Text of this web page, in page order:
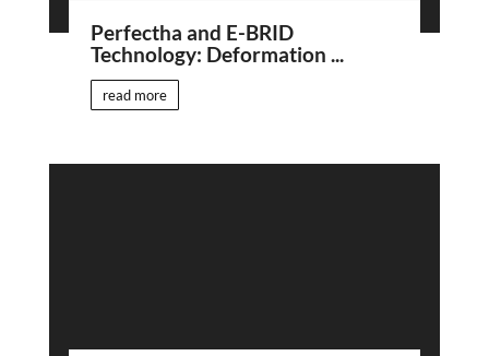
Perfectha and E-BRID
Technology: Deformation ...
read more